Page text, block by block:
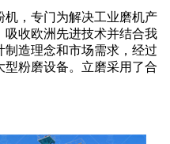
机，专门为解决工业磨机产
收欧洲先进技术并结合我
造理念和市场需求，经过
粉磨设备。立磨采用了合